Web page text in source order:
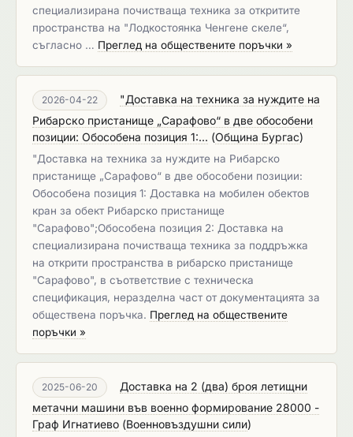
специализирана почистваща техника за откритите
пространства на "Лодкостоянка Ченгене скеле“,
съгласно … Преглед на обществените поръчки »
2026-04-22
"Доставка на техника за нуждите на
Рибарско пристанище „Сарафово“ в две обособени
позиции: Обособена позиция 1:... (Община Бургас)
"Доставка на техника за нуждите на Рибарско
пристанище „Сарафово“ в две обособени позиции:
Обособена позиция 1: Доставка на мобилен обектов
кран за обект Рибарско пристанище
"Сарафово";Обособена позиция 2: Доставка на
специализирана почистваща техника за поддръжка
на открити пространства в рибарско пристанище
"Сарафово", в съответствие с техническа
спецификация, неразделна част от документацията за
обществена поръчка. Преглед на обществените
поръчки »
2025-06-20
Доставка на 2 (два) броя летищни
метачни машини във военно формирование 28000 -
Граф Игнатиево (Военновъздушни сили)